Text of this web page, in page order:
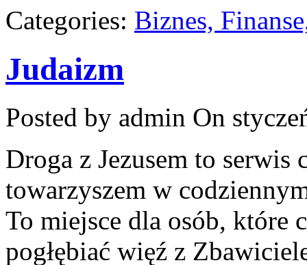
Categories: Biznes,
Judaizm
Posted by admin On
Droga z Jezusem to
towarzyszem w
To miejsce dla osób, które
pogłębiać więź z